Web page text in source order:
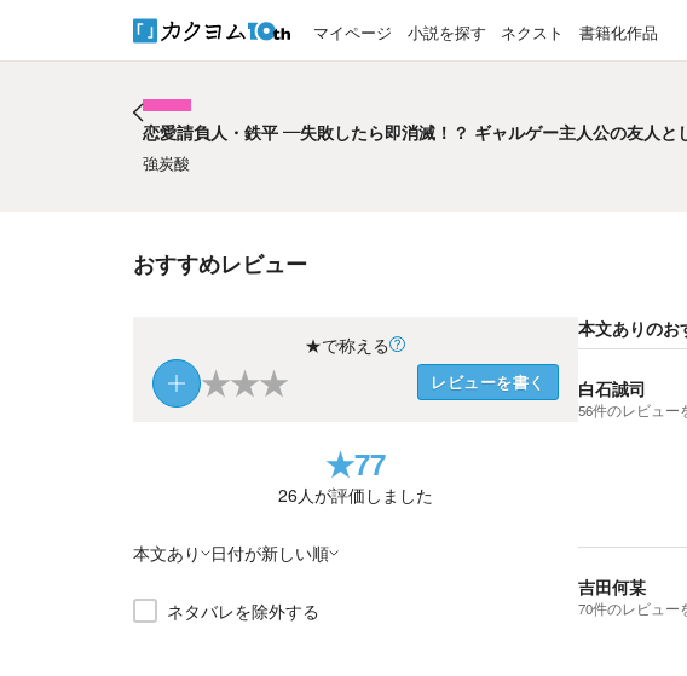
マイページ 小説を探す ネクスト 書籍化作品
恋愛請負人・鉄平 ―失敗したら即消滅！？ ギャルゲー主人公の友人
強炭酸
おすすめレビュー
★で称える
★★★ レビューを書く
★77
26人が評価しました
本文あり 日付が新しい順
ネタバレを除外する
本文ありのお
白石誠司
56件のレビュー
吉田何某
70件のレビュー